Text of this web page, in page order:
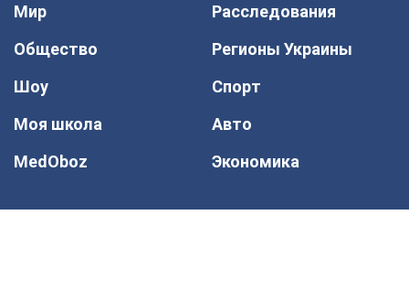
Мир
Расследования
Общество
Регионы Украины
Шоу
Спорт
Моя школа
Авто
MedOboz
Экономика